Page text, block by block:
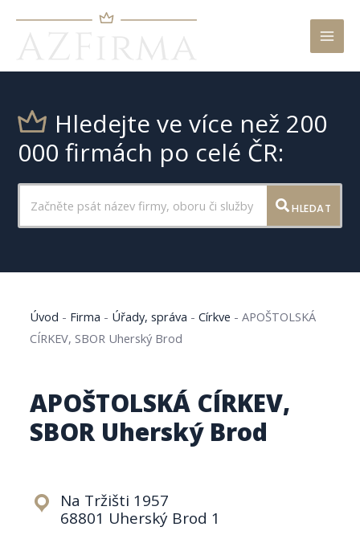
Hledejte ve více než 200
000 firmách po celé ČR:
HLEDAT
Úvod - Firma - Úřady, správa -Církve -APOŠTOLSKÁ
CÍRKEV, SBOR Uherský Brod
APOŠTOLSKÁ CÍRKEV,
SBOR Uherský Brod
Na Tržišti 1957
68801 Uherský Brod 1